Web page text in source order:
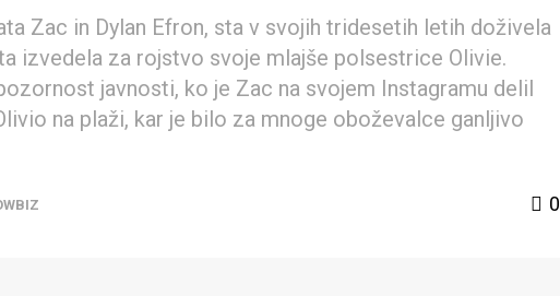
Zac in Dylan Efron, sta v svojih tridesetih letih doživela
izvedela za rojstvo svoje mlajše polsestrice Olivie.
javnosti, ko je Zac na svojem Instagramu delil
na plaži, kar je bilo za mnoge oboževalce ganljivo
0